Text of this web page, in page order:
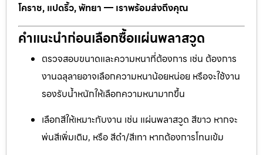
โคราช, แปดริ้ว, พัทยา — เราพร้อมส่งถึงคุณ
คำแนะนำก่อนเลือกซื้อแผ่นพลาสวูด
ตรวจสอบขนาดและความหนาที่ต้องการ เช่น ต้องการ
งานฉลุลายอาจเลือกความหนาน้อยหน่อย หรือจะใช้งาน
รองรับน้ำหนักให้เลือกความหนามากขึ้น
เลือกสีให้เหมาะกับงาน เช่น แผ่นพลาสวูด สีขาว หากจะ
พ่นสีเพิ่มเติม, หรือ สีดำ/สีเทา หากต้องการโทนเข้ม